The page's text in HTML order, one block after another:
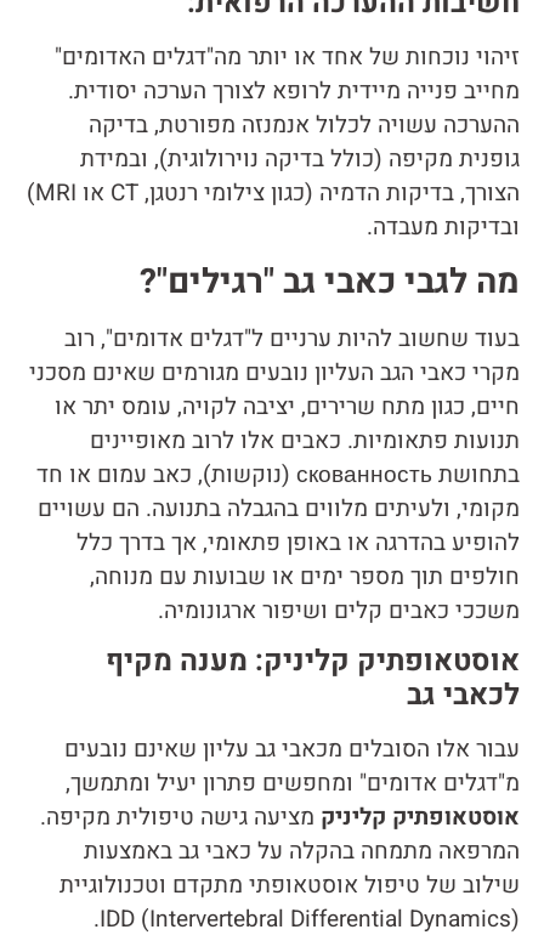
זיהוי נוכחות של אחד או יותר מה"דגלים האדומים"
מחייב פנייה מיידית לרופא לצורך הערכה יסודית.
ההערכה עשויה לכלול אנמנזה מפורטת, בדיקה
גופנית מקיפה (כולל בדיקה נוירולוגית), ובמידת
הצורך, בדיקות הדמיה (כגון צילומי רנטגן, CT או MRI)
ובדיקות מעבדה.
מה לגבי כאבי גב "רגילים"?
בעוד שחשוב להיות ערניים ל"דגלים אדומים", רוב
מקרי כאבי הגב העליון נובעים מגורמים שאינם מסכני
חיים, כגון מתח שרירים, יציבה לקויה, עומס יתר או
תנועות פתאומיות. כאבים אלו לרוב מאופיינים
בתחושת скованность (נוקשות), כאב עמום או חד
מקומי, ולעיתים מלווים בהגבלה בתנועה. הם עשויים
להופיע בהדרגה או באופן פתאומי, אך בדרך כלל
חולפים תוך מספר ימים או שבועות עם מנוחה,
משככי כאבים קלים ושיפור ארגונומיה.
אוסטאופתיק קליניק: מענה מקיף
לכאבי גב
עבור אלו הסובלים מכאבי גב עליון שאינם נובעים
מ"דגלים אדומים" ומחפשים פתרון יעיל ומתמשך,
אוסטאופתיק קליניק מציעה גישה טיפולית מקיפה.
המרפאה מתמחה בהקלה על כאבי גב באמצעות
שילוב של טיפול אוסטאופתי מתקדם וטכנולוגיית
IDD (Intervertebral Differential Dynamics).